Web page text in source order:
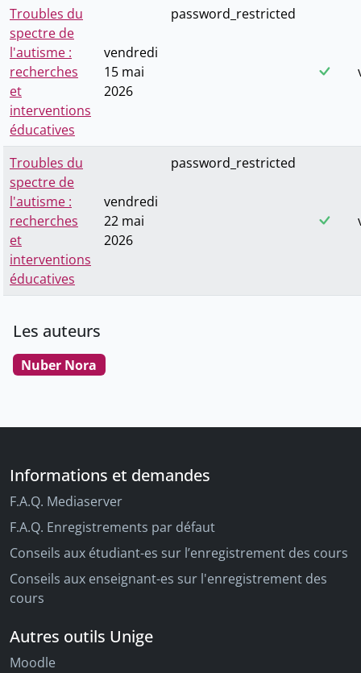
Troubles du
spectre de
l'autisme :
recherches
et
interventions
éducatives
vendredi
15 mai
2026
password_restricted
Troubles du
spectre de
l'autisme :
recherches
et
interventions
éducatives
vendredi
22 mai
2026
password_restricted
Les auteurs
Nuber Nora
Informations et demandes
F.A.Q. Mediaserver
F.A.Q. Enregistrements par défaut
Conseils aux étudiant-es sur l’enregistrement des cours
Conseils aux enseignant-es sur l'enregistrement des
cours
Autres outils Unige
Moodle